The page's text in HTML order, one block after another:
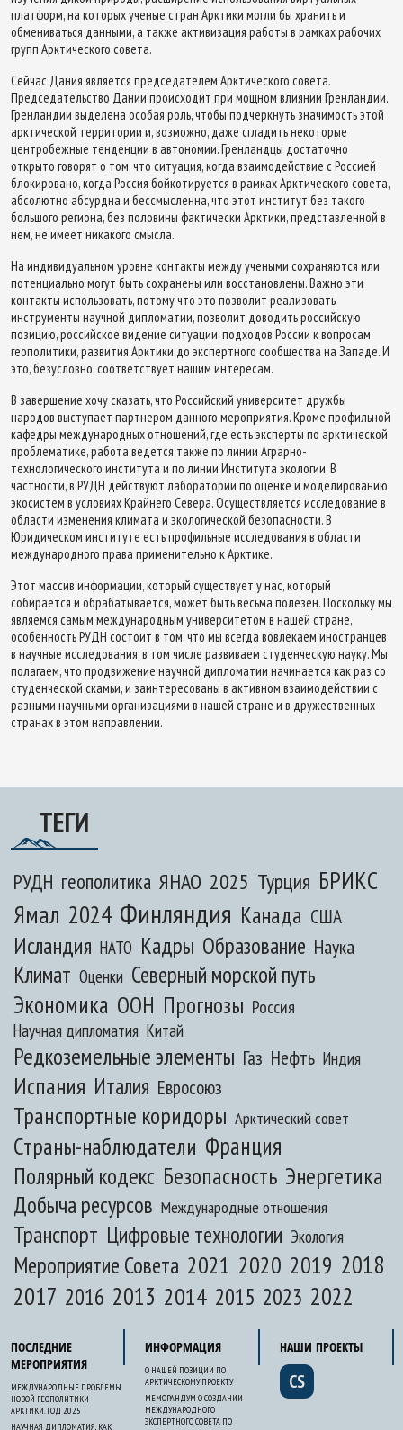
платформ, на которых ученые стран Арктики могли бы хранить и
обмениваться данными, а также активизация работы в рамках рабочих
групп Арктического совета.
Сейчас Дания является председателем Арктического совета.
Председательство Дании происходит при мощном влиянии Гренландии.
Гренландии выделена особая роль, чтобы подчеркнуть значимость этой
арктической территории и, возможно, даже сгладить некоторые
центробежные тенденции в автономии. Гренландцы достаточно
открыто говорят о том, что ситуация, когда взаимодействие с Россией
блокировано, когда Россия бойкотируется в рамках Арктического совета,
абсолютно абсурдна и бессмысленна, что этот институт без такого
большого региона, без половины фактически Арктики, представленной в
нем, не имеет никакого смысла.
На индивидуальном уровне контакты между учеными сохраняются или
потенциально могут быть сохранены или восстановлены. Важно эти
контакты использовать, потому что это позволит реализовать
инструменты научной дипломатии, позволит доводить российскую
позицию, российское видение ситуации, подходов России к вопросам
геополитики, развития Арктики до экспертного сообщества на Западе. И
это, безусловно, соответствует нашим интересам.
В завершение хочу сказать, что Российский университет дружбы
народов выступает партнером данного мероприятия. Кроме профильной
кафедры международных отношений, где есть эксперты по арктической
проблематике, работа ведется также по линии Аграрно-
технологического института и по линии Института экологии. В
частности, в РУДН действуют лаборатории по оценке и моделированию
экосистем в условиях Крайнего Севера. Осуществляется исследование в
области изменения климата и экологической безопасности. В
Юридическом институте есть профильные исследования в области
международного права применительно к Арктике.
Этот массив информации, который существует у нас, который
собирается и обрабатывается, может быть весьма полезен. Поскольку мы
являемся самым международным университетом в нашей стране,
особенность РУДН состоит в том, что мы всегда вовлекаем иностранцев
в научные исследования, в том числе развиваем студенческую науку. Мы
полагаем, что продвижение научной дипломатии начинается как раз со
студенческой скамьи, и заинтересованы в активном взаимодействии с
разными научными организациями в нашей стране и в дружественных
странах в этом направлении.
ТЕГИ
РУДН геополитика ЯНАО 2025 Турция БРИКС
Ямал 2024 Финляндия Канада США
Исландия НАТО Кадры Образование Наука
Климат Оценки Северный морской путь
Экономика ООН Прогнозы Россия
Научная дипломатия Китай
Редкоземельные элементы Газ Нефть Индия
Испания Италия Евросоюз
Транспортные коридоры Арктический совет
Страны-наблюдатели Франция
Полярный кодекс Безопасность Энергетика
Добыча ресурсов Международные отношения
Транспорт Цифровые технологии Экология
Мероприятие Совета 2021 2020 2019 2018
2017 2016 2013 2014 2015 2023 2022
ПОСЛЕДНИЕ
МЕРОПРИЯТИЯ
МЕЖДУНАРОДНЫЕ ПРОБЛЕМЫ
НОВОЙ ГЕОПОЛИТИКИ
АРКТИКИ. ГОД 2025
НАУЧНАЯ ДИПЛОМАТИЯ, КАК
ИНФОРМАЦИЯ
О НАШЕЙ ПОЗИЦИИ ПО
АРКТИЧЕСКОМУ ПРОЕКТУ
МЕМОРАНДУМ О СОЗДАНИИ
МЕЖДУНАРОДНОГО
ЭКСПЕРТНОГО СОВЕТА ПО
НАШИ ПРОЕКТЫ
CS